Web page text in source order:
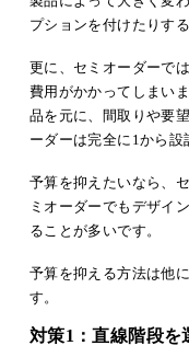
プションを付けたりす
更に、セミオーダーで
費用がかかってしまい
品を元に、間取りや要
ーダーは完全に1から設
予算を抑えたいなら、
ミオーダーでもデザイ
ることが多いです。
予算を抑える方法は他
す。
対策1：直線階段を